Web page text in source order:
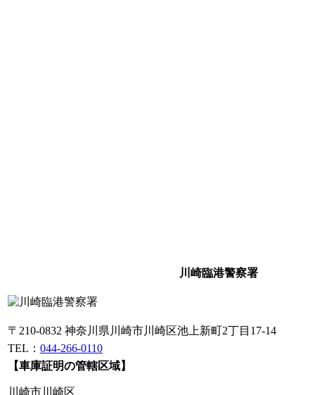
川崎臨港警察署
〒210-0832 神奈川県川崎市川崎区池上新町2丁目17-14
TEL： 044-266-0110
【車庫証明の管轄区域】
川崎市川崎区